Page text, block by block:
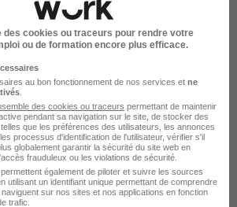
Temps partiel
disponible depuis le 30/05/26
H/F
des cookies ou traceurs pour rendre votre
ou de formation encore plus efficace.
au bon fonctionnement de nos services et ne
des cookies ou traceurs permettant de maintenir
pendant sa navigation sur le site, de stocker des
que les préférences des utilisateurs, les annonces
processus d'identification de l'utilisateur, vérifier s'il
globalement garantir la sécurité du site web en
frauduleux ou les violations de sécurité.
également de piloter et suivre les sources
utilisant un identifiant unique permettant de comprendre
sur nos sites et nos applications en fonction
trafic.